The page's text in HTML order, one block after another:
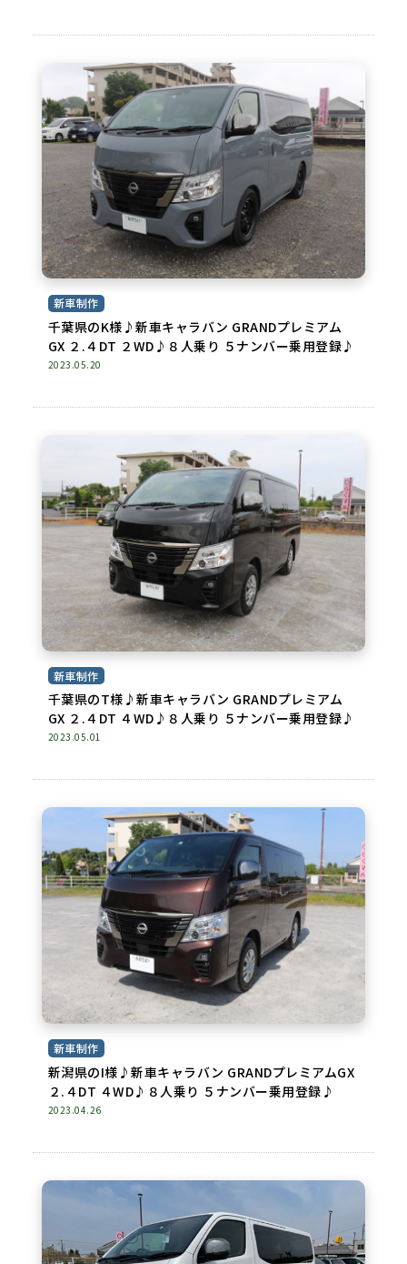
新車制作
千葉県のK様♪新車キャラバン GRANDプレミアム
GX ２.４DT ２WD♪８人乗り ５ナンバー乗用登録♪
2023.05.20
新車制作
千葉県のT様♪新車キャラバン GRANDプレミアム
GX ２.４DT ４WD♪８人乗り ５ナンバー乗用登録♪
2023.05.01
新車制作
新潟県のI様♪新車キャラバン GRANDプレミアムGX
２.４DT ４WD♪８人乗り ５ナンバー乗用登録♪
2023.04.26